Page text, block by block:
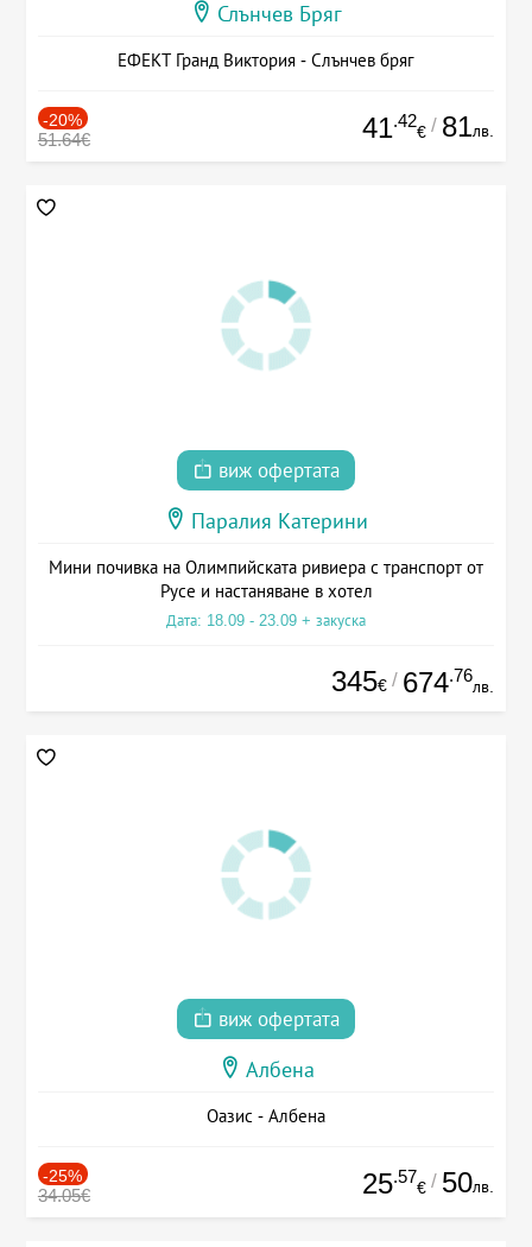
Слънчев Бряг
ЕФЕКТ Гранд Виктория - Слънчев бряг
-20%
51.64€ 41.42
€ / 81лв.
виж офертата
Паралия Катерини
Мини почивка на Олимпийската ривиера с транспорт от
Русе и настаняване в хотел
Дата: 18.09 - 23.09 + закуска
345€ / 674.76
лв.
виж офертата
Албена
Оазис - Албена
-25%
34.05€ 25.57
€ / 50лв.